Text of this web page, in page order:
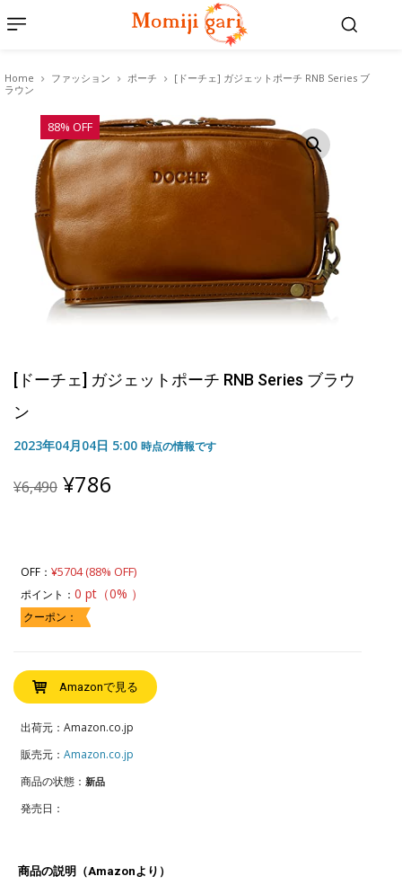
Home ファッション ポーチ
[ドーチェ] ガジェットポーチ RNB Series ブ
ラウン
88% OFF
[ドーチェ] ガジェットポーチ RNB Series ブラウ
ン
2023年04月04日 5:00 時点の情報です
¥6,490 Original
price
¥786
OFF： ¥5704 (88% OFF)
ポイント： 0 pt（0% ）
クーポン：
Amazonで見る
出荷元：Amazon.co.jp
販売元： Amazon.co.jp
商品の状態： 新品
発売日：
商品の説明（Amazonより）